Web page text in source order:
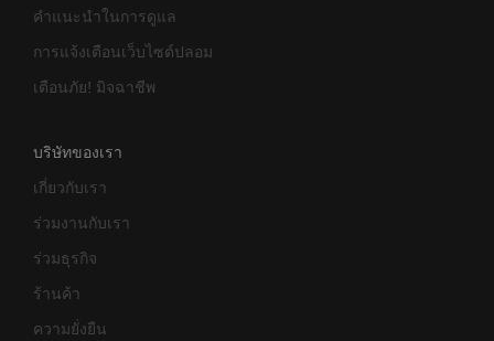
คำแนะนำในการดูแล
การแจ้งเตือนเว็บไซต์ปลอม
เตือนภัย! มิจฉาชีพ
บริษัทของเรา
เกี่ยวกับเรา
ร่วมงานกับเรา
ร่วมธุรกิจ
ร้านค้า
ความยั่งยืน